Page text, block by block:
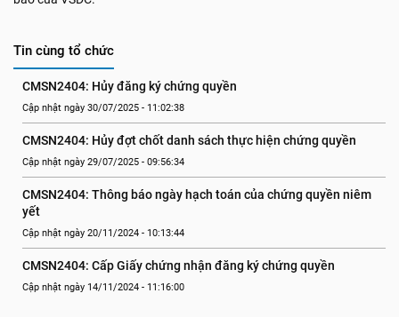
Tin cùng tổ chức
CMSN2404: Hủy đăng ký chứng quyền
Cập nhật ngày 30/07/2025 - 11:02:38
CMSN2404: Hủy đợt chốt danh sách thực hiện chứng quyền
Cập nhật ngày 29/07/2025 - 09:56:34
CMSN2404: Thông báo ngày hạch toán của chứng quyền niêm
yết
Cập nhật ngày 20/11/2024 - 10:13:44
CMSN2404: Cấp Giấy chứng nhận đăng ký chứng quyền
Cập nhật ngày 14/11/2024 - 11:16:00